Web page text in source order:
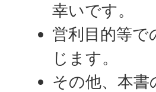
幸いです。
営利目的等で
じます。
その他、本